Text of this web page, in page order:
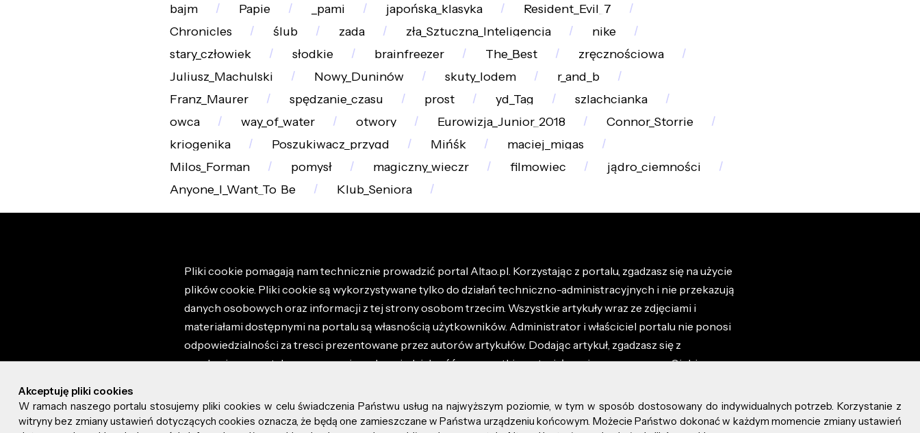
bajm
Papie _pami japońska_klasyka
Resident_Evil_7
Chronicles
ślub zada zła_Sztuczna_Inteligencja
nike
stary_człowiek
słodkie brainfreezer The_Best
zręcznościowa
Juliusz_Machulski
Nowy_Duninów skuty_lodem
r_and_b
Franz_Maurer
spędzanie_czasu prost yd_Tag
szlachcianka
owca
way_of_water otwory Eurowizja_Junior_2018
Connor_Storrie
kriogenika
Poszukiwacz_przygd Mińśk
maciej_migas
Milos_Forman
pomysł magiczny_wieczr filmowiec
jądro_ciemności
Anyone_I_Want_To_Be
Klub_Seniora
Pliki cookie pomagają nam technicznie prowadzić portal Altao.pl. Korzystając z portalu, zgadzasz się na użycie
plików cookie. Pliki cookie są wykorzystywane tylko do działań techniczno-administracyjnych i nie przekazują
danych osobowych oraz informacji z tej strony osobom trzecim. Wszystkie artykuły wraz ze zdjęciami i
materiałami dostępnymi na portalu są własnością użytkowników. Administrator i właściciel portalu nie ponosi
odpowiedzialności za tresci prezentowane przez autorów artykułów. Dodając artykuł, zgadzasz się z
regulaminem portalu oraz ponosisz odpowiedzialność za wszystkie materiały umieszczone przez Ciebie na
© 2026 altao.pl. Wszystkie prawa zastrzeżone.
Akceptuję pliki cookies
W ramach naszego portalu stosujemy pliki cookies w celu świadczenia Państwu usług na najwyższym poziomie, w tym w sposób dostosowany do indywidualnych potrzeb. Korzystanie z
witryny bez zmiany ustawień dotyczących cookies oznacza, że będą one zamieszczane w Państwa urządzeniu końcowym. Możecie Państwo dokonać w każdym momencie zmiany ustawień